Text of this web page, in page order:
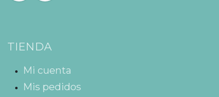
TIENDA
Mi cuenta
Mis pedidos